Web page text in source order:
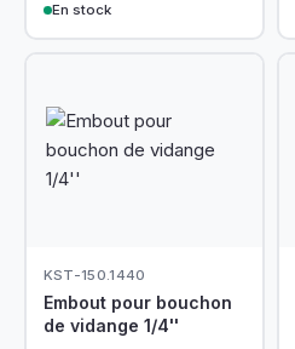
En stock
KST-150.1440
Embout pour bouchon
de vidange 1/4''